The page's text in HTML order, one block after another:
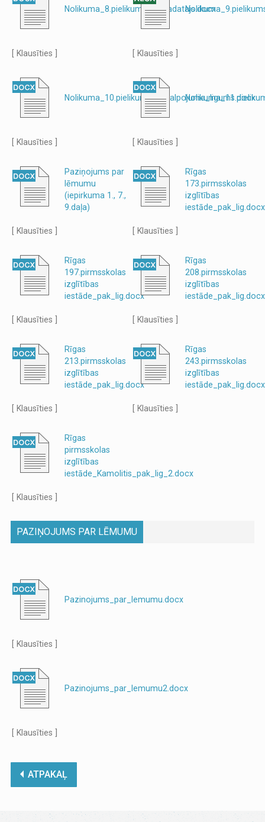
Nolikuma_8.pielikums_piegadatajs.docx
[ Klausīties ] [ Klausīties ]
Nolikuma_10.pielikums_pakalpojuma_ligums.docx
[ Klausīties ] [ Klausīties ]
Paziņojums par
lēmumu
(iepirkuma 1., 7.,
9.daļa)
[ Klausīties ]
Rīgas
173.pirmsskolas
izglītības
iestāde_pak_lig.docx
[ Klausīties ]
Rīgas
197.pirmsskolas
izglītības
iestāde_pak_lig.docx
[ Klausīties ]
Rīgas
208.pirmsskolas
izglītības
iestāde_pak_lig.docx
[ Klausīties ]
Rīgas
213.pirmsskolas
izglītības
iestāde_pak_lig.docx
[ Klausīties ]
Rīgas
243.pirmsskolas
izglītības
iestāde_pak_lig.docx
[ Klausīties ]
Rīgas
pirmsskolas
izglītības
iestāde_Kamolitis_pak_lig_2.docx
[ Klausīties ]
PAZIŅOJUMS PAR LĒMUMU
Pazinojums_par_lemumu.docx
[ Klausīties ]
Pazinojums_par_lemumu2.docx
[ Klausīties ]
ATPAKAĻ